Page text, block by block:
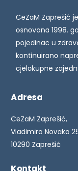
CeZaM Zaprešić
osnovana 1998.
pojedinac u
kontinuirano
cjelokupne
Adresa
CeZaM Zaprešić,
Vladimira Novaka
10290 Zaprešić
Kontakt